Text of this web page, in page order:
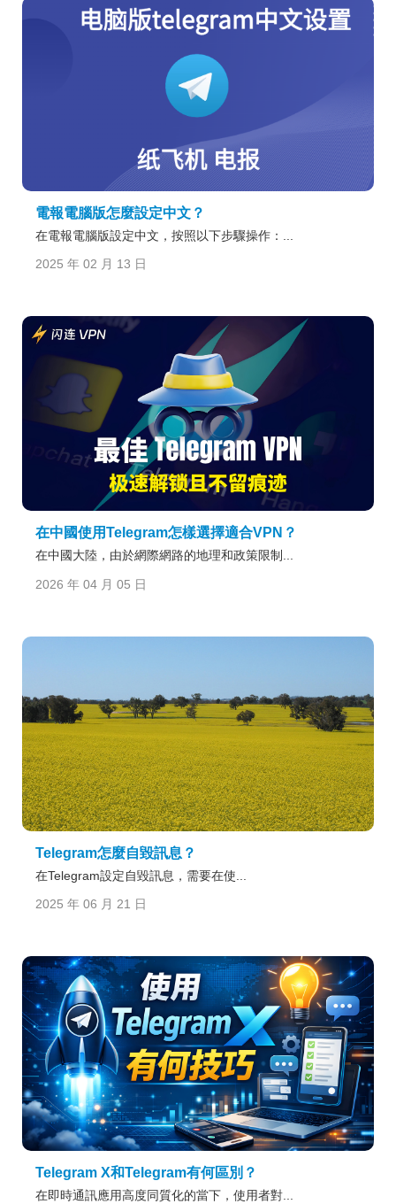
電報電腦版怎麼設定中文？
在電報電腦版設定中文，按照以下步驟操作：...
2025 年 02 月 13 日
在中國使用Telegram怎樣選擇適合VPN？
在中國大陸，由於網際網路的地理和政策限制...
2026 年 04 月 05 日
Telegram怎麼自毀訊息？
在Telegram設定自毀訊息，需要在使...
2025 年 06 月 21 日
Telegram X和Telegram有何區別？
在即時通訊應用高度同質化的當下，使用者對...